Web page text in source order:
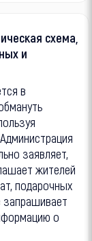
схема,
и
в
заявляет,
жителей
подарочных
запрашивает
о